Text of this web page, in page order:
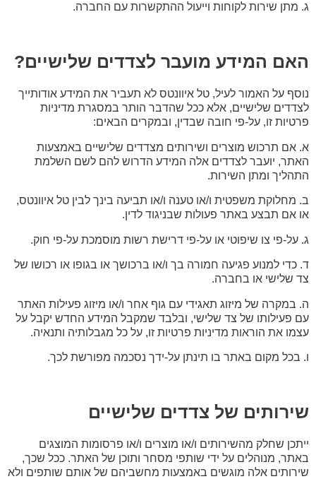
ג. מתן שירות לקוחות וייעול ההתקשרות עם החברה.
האם המידע מועבר לצדדים שלישיים?
נוסף על האמור לעיל, טל איוונטס לא תעביר את המידע אודותייך
לצדדים שלישיים, אלא ככל שהדבר הותר במסגרת מדיניות
פרטיות זו, על-פי חובה שבדין, ובמקרים הבאים:
א. אם תרכוש מוצרים ושירותים מצדדים שלישיים באמצעות
האתר, יועבר לצדדים אלה המידע הדרוש להם לשם השלמת
התהליך ומתן השירות.
ב. מחלוקת משפטית ו/או טענה ו/או תביעה בינך לבין טל איוונטס,
או אם תבצע באתר פעולות שבניגוד לדין.
ג. על-פי צו שיפוטי או על-פי דרישת רשות מוסמכת על-פי חוק.
ד. כדי למנוע פגיעה חמורה בך ו/או ברכושך או בגופו או רכושו של
צד שלישי או בחברה.
ה. במקרה של מיזוג תאגידי עם גוף אחר ו/או מיזוג פעילות האתר
עם פעילותו של צד שלישי, ובלבד שמקבל המידע החדש יקבל על
עצמו את הוראות מדיניות פרטיות זו, על כל מגבלותיה ותנאיה.
ו. בכל מקום באתר בו תינתן על-ידך נסכמה מפורשת לכך.
שירותים של צדדים שלישיים
ייתכן שחלק מהשירותים ו/או מוצרים ו/או פרסומות המוצגים
באתר, מנוהלים על ידי שותפי מסחר ותוכן של האתר. ככל שכך,
שירותים אלה מוגשים באמצעות מחשביהם של אותם שותפים ולא